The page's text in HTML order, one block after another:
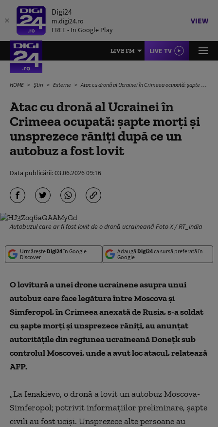
Digi24
m.digi24.ro
FREE - In Google Play
VIEW
LIVE FM LIVE TV
HOME Știri Externe Atac cu dronă al Ucrainei în Crimeea ocupată: șapte morți și unsprezece răniți după ce un autobuz a fost lovit
Atac cu dronă al Ucrainei în
Crimeea ocupată: șapte morți și
unsprezece răniți după ce un
autobuz a fost lovit
Data publicării:03.06.2026 09:16
Autobuzul care ar fi fost lovit de o dronă ucraineană Foto X / RT_india
Urmărește Digi24în Google
Discover
Adaugă Digi24ca sursă preferată în
Google
O lovitură a unei drone ucrainene asupra unui
autobuz care face legătura între Moscova şi
Simferopol, în Crimeea anexată de Rusia, s-a soldat
cu şapte morţi şi unsprezece răniţi, au anunţat
autorităţile din regiunea ucraineană Doneţk sub
controlul Moscovei, unde a avut loc atacul, relatează
AFP.
„La Ienakievo, o dronă a lovit un autobuz Moscova-
Simferopol; potrivit informaţiilor preliminare, şapte
civili au fost ucişi. Unsprezece alte persoane au